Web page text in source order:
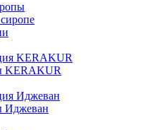
KERAKUR
KERAKUR
Иджеван
Иджеван